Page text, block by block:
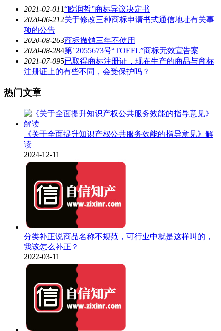
2021-02-011“欧润哲”商标异议决定书
2020-06-212关于修改三种商标申请书式通信地址有关事
项的公告
2020-08-263商标撤销三年不使用
2020-08-284第12055673号“TOEFL”商标无效宣告案
2021-07-095已取得商标注册证，现在生产的商品与商标
注册证上的有些不同，会受保护吗？
热门文章
《关于全面提升知识产权公共服务效能的指导意见》解
读
2024-12-11
分类补正说商品名称不规范，可行业中就是这样叫的，
我该怎么补正？
2022-03-11